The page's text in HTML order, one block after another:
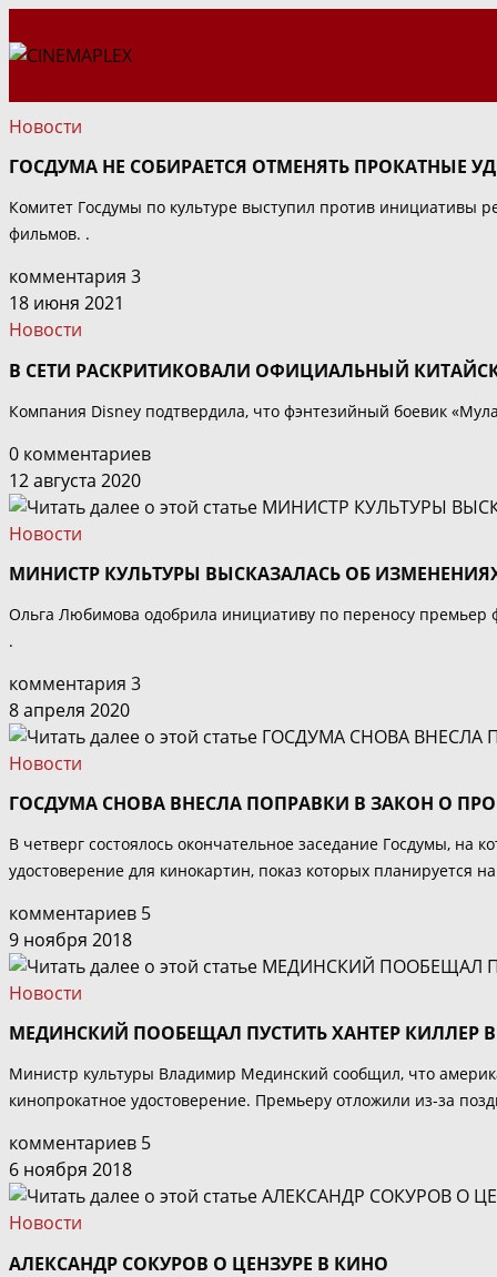
к
Новости
ГОСДУМА НЕ СОБИРАЕТСЯ ОТМЕНЯТЬ ПРОКАТНЫЕ
Комитет Госдумы по культуре выступил против инициативы
фильмов. .
комментария 3
18 июня 2021
Новости
В СЕТИ РАСКРИТИКОВАЛИ ОФИЦИАЛЬНЫЙ
Компания Disney подтвердила, что фэнтезийный боевик
0 комментариев
12 августа 2020
Новости
МИНИСТР КУЛЬТУРЫ ВЫСКАЗАЛАСЬ ОБ
Ольга Любимова одобрила инициативу по переносу премьер
.
комментария 3
8 апреля 2020
Новости
ГОСДУМА СНОВА ВНЕСЛА ПОПРАВКИ В ЗАКОН О
В четверг состоялось окончательное заседание Госдумы, на
удостоверение для кинокартин, показ которых планируется
комментариев 5
9 ноября 2018
Новости
МЕДИНСКИЙ ПООБЕЩАЛ ПУСТИТЬ ХАНТЕР КИЛЛЕР
Министр культуры Владимир Мединский сообщил, что
кинопрокатное удостоверение. Премьеру отложили из-за
комментариев 5
6 ноября 2018
Новости
АЛЕКСАНДР СОКУРОВ О ЦЕНЗУРЕ В КИНО